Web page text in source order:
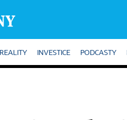
REALITY INVESTICE PODCASTY